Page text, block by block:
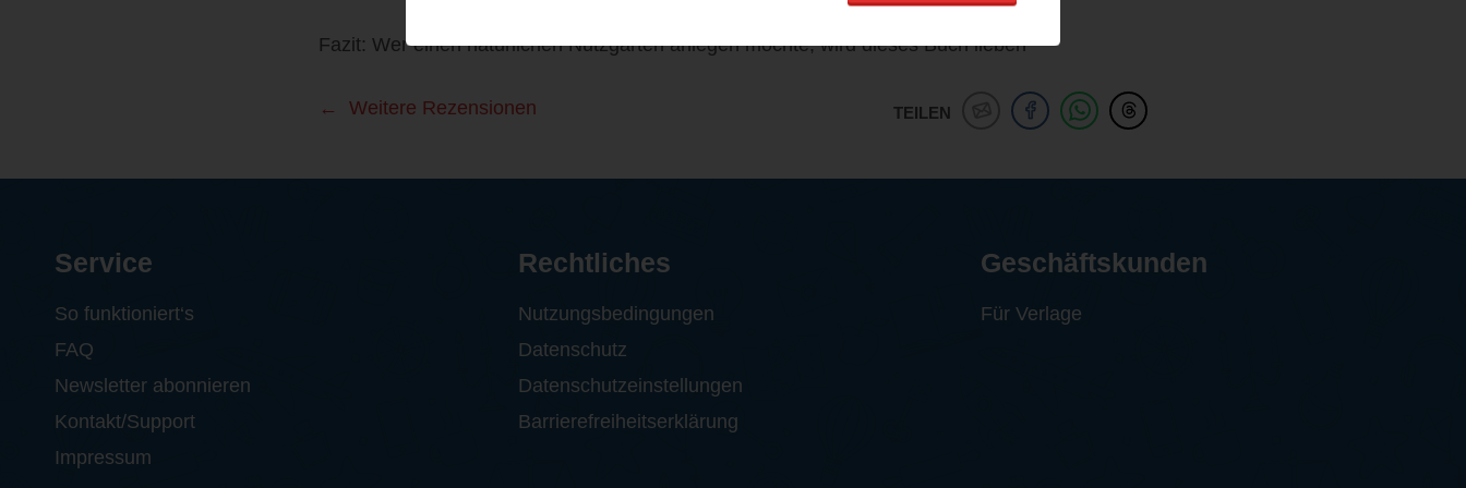
Fazit: Wer einen natürlichen Nutzgarten anlegen möchte, wird dieses Buch lieben
TEILEN
Weitere Rezensionen
Service
So funktioniert‘s
FAQ
Newsletter abonnieren
Kontakt/Support
Impressum
Rechtliches
Nutzungsbedingungen
Datenschutz
Datenschutzeinstellungen
Barrierefreiheitserklärung
Geschäftskunden
Für Verlage